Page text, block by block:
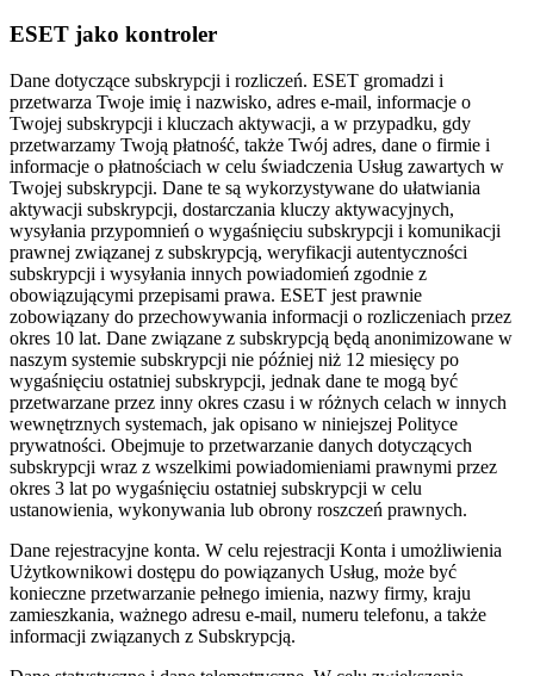
ESET jako kontroler
Dane dotyczące subskrypcji i rozliczeń. ESET gromadzi i
przetwarza Twoje imię i nazwisko, adres e-mail, informacje o
Twojej subskrypcji i kluczach aktywacji, a w przypadku, gdy
przetwarzamy Twoją płatność, także Twój adres, dane o firmie i
informacje o płatnościach w celu świadczenia Usług zawartych w
Twojej subskrypcji. Dane te są wykorzystywane do ułatwiania
aktywacji subskrypcji, dostarczania kluczy aktywacyjnych,
wysyłania przypomnień o wygaśnięciu subskrypcji i komunikacji
prawnej związanej z subskrypcją, weryfikacji autentyczności
subskrypcji i wysyłania innych powiadomień zgodnie z
obowiązującymi przepisami prawa. ESET jest prawnie
zobowiązany do przechowywania informacji o rozliczeniach przez
okres 10 lat. Dane związane z subskrypcją będą anonimizowane w
naszym systemie subskrypcji nie później niż 12 miesięcy po
wygaśnięciu ostatniej subskrypcji, jednak dane te mogą być
przetwarzane przez inny okres czasu i w różnych celach w innych
wewnętrznych systemach, jak opisano w niniejszej Polityce
prywatności. Obejmuje to przetwarzanie danych dotyczących
subskrypcji wraz z wszelkimi powiadomieniami prawnymi przez
okres 3 lat po wygaśnięciu ostatniej subskrypcji w celu
ustanowienia, wykonywania lub obrony roszczeń prawnych.
Dane rejestracyjne konta. W celu rejestracji Konta i umożliwienia
Użytkownikowi dostępu do powiązanych Usług, może być
konieczne przetwarzanie pełnego imienia, nazwy firmy, kraju
zamieszkania, ważnego adresu e-mail, numeru telefonu, a także
informacji związanych z Subskrypcją.